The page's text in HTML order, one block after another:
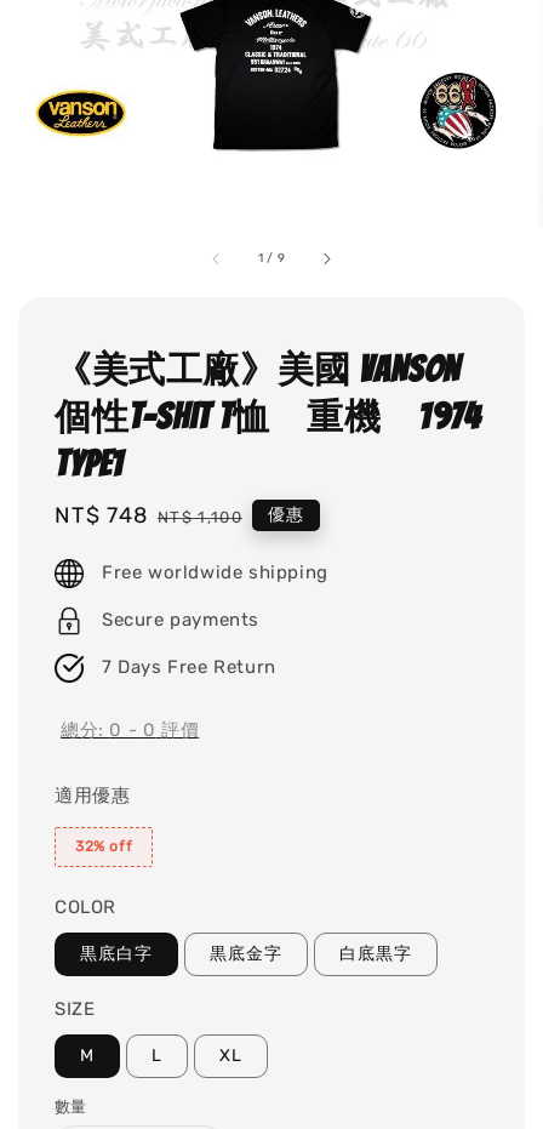
1 / 9
《美式工廠》美國 VANSON
個性T-shit T恤 重機 1974
type1
Sale
NT$ 748 Regular
NT$ 1,100 優惠
Free worldwide shipping
Secure payments
7 Days Free Return
總分: 0 - 0 評價
適用優惠
32% off
COLOR
黒底白字 黒底金字 白底黒字
SIZE
M L XL
數量